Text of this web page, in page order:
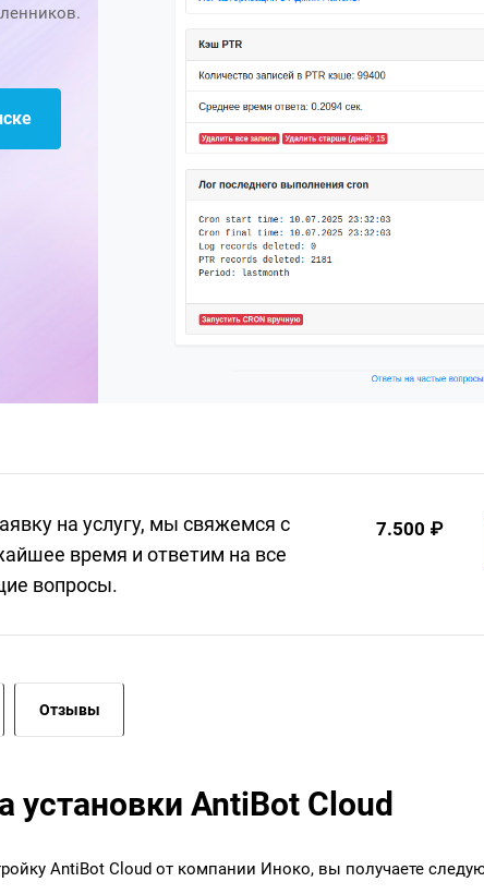
на услугу, мы свяжемся с
время и ответим на все
вопросы.
7.500 ₽
Отзывы
AntiBot Cloud
AntiBot Cloud от компании Иноко, вы получаете